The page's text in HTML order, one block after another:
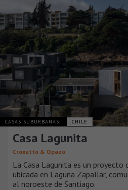
CASAS SUBURBANAS CHILE
Casa Lagunita
Croxatto & Opazo
La Casa Lagunita es un proyecto
ubicada en Laguna Zapallar,
al noroeste de Santiago.